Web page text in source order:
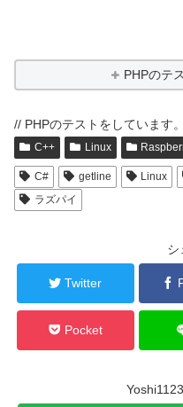
PHPのテ
// PHPのテストをしています
C++ Linux
C# getline Linux
ラズパイ
シ
Twitter
Pocket